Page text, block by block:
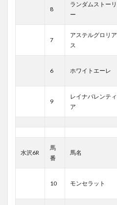
8
ランダムストーリ
ー
7
アステルグロリア
ス
6 ホワイトエーレ
9
レイナバレンティ
ア
水沢6R
馬
番
馬名
10 モンセラット